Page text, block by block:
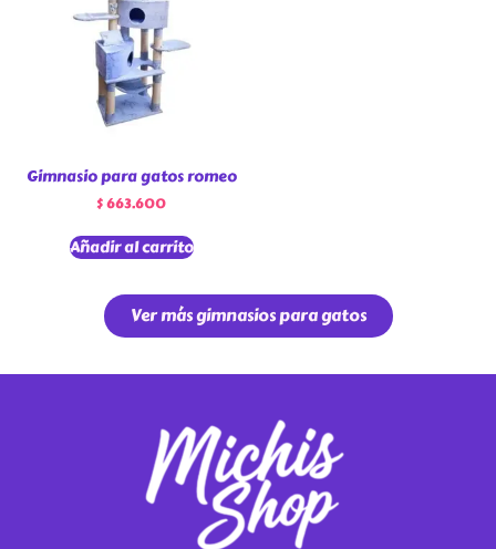
Gimnasio para gatos romeo
$663.600
Añadir al carrito
Ver más gimnasios para gatos